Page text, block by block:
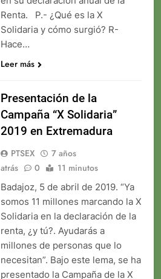
Renta. P.- ¿Qué es la X
Solidaria y cómo surgió? R-
Hace…
Leer más
Presentación de la
Campaña “X Solidaria”
2019 en Extremadura
PTSEX
7 años
atrás
0 11 minutos
Badajoz, 5 de abril de 2019. “Ya
somos 11 millones marcando la X
Solidaria en la declaración de la
renta, ¿y tú?. Ayudarás a
millones de personas que lo
necesitan”. Bajo este lema, se ha
presentado la Campaña de la X